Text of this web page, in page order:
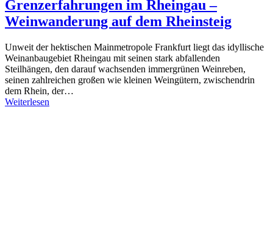
Grenzerfahrungen im Rheingau –
Weinwanderung auf dem Rheinsteig
Unweit der hektischen Mainmetropole Frankfurt liegt das idyllische
Weinanbaugebiet Rheingau mit seinen stark abfallenden
Steilhängen, den darauf wachsenden immergrünen Weinreben,
seinen zahlreichen großen wie kleinen Weingütern, zwischendrin
dem Rhein, der…
Weiterlesen